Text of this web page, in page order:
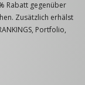
Rabatt gegenüber
Zusätzlich erhälst
Portfolio,